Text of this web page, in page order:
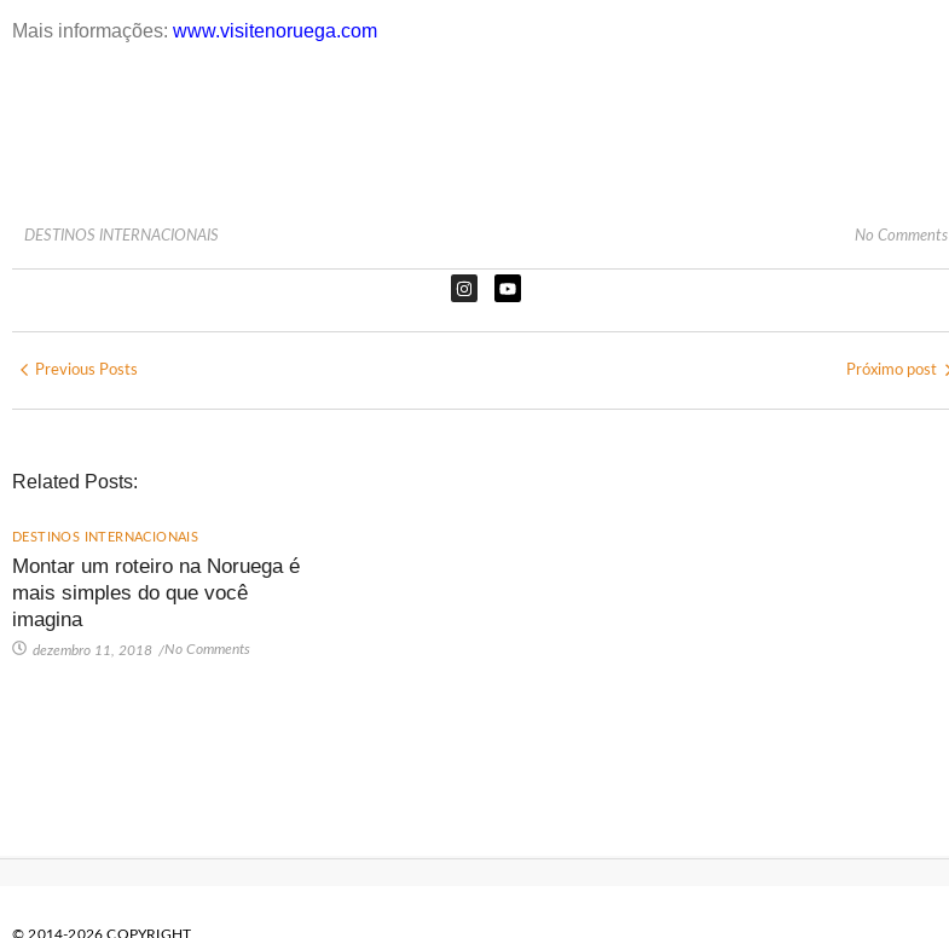
Mais informações: www.visitenoruega.com
DESTINOS INTERNACIONAIS No Comments
Previous Posts Próximo post
Related Posts:
DESTINOS INTERNACIONAIS
Montar um roteiro na Noruega é
mais simples do que você
imagina
dezembro 11, 2018 /No Comments
© 2014-2026 COPYRIGHT